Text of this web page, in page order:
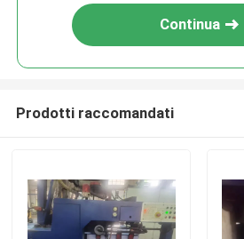
Continua
Prodotti raccomandati